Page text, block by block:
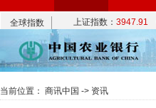
当前位置： 商讯中国 -> 资讯